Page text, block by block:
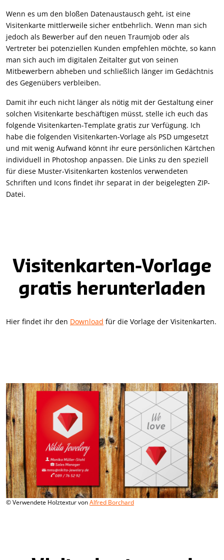
Wenn es um den bloßen Datenaustausch geht, ist eine
Visitenkarte mittlerweile sicher entbehrlich. Wenn man sich
jedoch als Bewerber auf den neuen Traumjob oder als
Vertreter bei potenziellen Kunden empfehlen möchte, so kann
man sich auch im digitalen Zeitalter gut von seinen
Mitbewerbern abheben und schließlich länger im Gedächtnis
des Gegenübers verbleiben.
Damit ihr euch nicht länger als nötig mit der Gestaltung einer
solchen Visitenkarte beschäftigen müsst, stelle ich euch das
folgende Visitenkarten-Template gratis zur Verfügung. Ich
habe die folgenden Visitenkarten-Vorlage als PSD umgesetzt
und mit wenig Aufwand könnt ihr eure persönlichen Kärtchen
individuell in Photoshop anpassen. Die Links zu den speziell
für diese Muster-Visitenkarten kostenlos verwendeten
Schriften und Icons findet ihr separat in der beigelegten ZIP-
Datei.
Visitenkarten-Vorlage
gratis herunterladen
Hier findet ihr den Download für die Vorlage der Visitenkarten.
© Verwendete Holztextur vonAlfred Borchard